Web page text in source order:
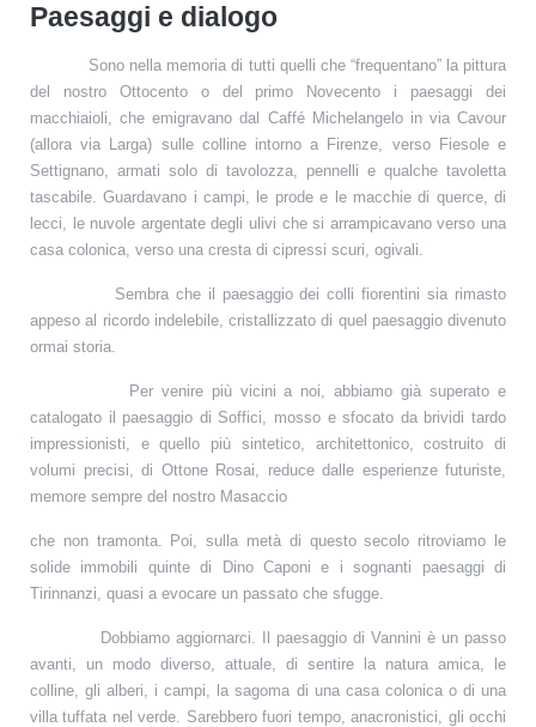
Paesaggi e dialogo
Sono nella memoria di tutti quelli che “frequentano” la pittura
del nostro Ottocento o del primo Novecento i paesaggi dei
macchiaioli, che emigravano dal Caffé Michelangelo in via Cavour
(allora via Larga) sulle colline intorno a Firenze, verso Fiesole e
Settignano, armati solo di tavolozza, pennelli e qualche tavoletta
tascabile. Guardavano i campi, le prode e le macchie di querce, di
lecci, le nuvole argentate degli ulivi che si arrampicavano verso una
casa colonica, verso una cresta di cipressi scuri, ogivali.
Sembra che il paesaggio dei colli fiorentini sia rimasto
appeso al ricordo indelebile, cristallizzato di quel paesaggio divenuto
ormai storia.
Per venire più vicini a noi, abbiamo già superato e
catalogato il paesaggio di Soffici, mosso e sfocato da brividi tardo
impressionisti, e quello più sintetico, architettonico, costruito di
volumi precisi, di Ottone Rosai, reduce dalle esperienze futuriste,
memore sempre del nostro Masaccio
che non tramonta. Poi, sulla metà di questo secolo ritroviamo le
solide immobili quinte di Dino Caponi e i sognanti paesaggi di
Tirinnanzi, quasi a evocare un passato che sfugge.
Dobbiamo aggiornarci. Il paesaggio di Vannini è un passo
avanti, un modo diverso, attuale, di sentire la natura amica, le
colline, gli alberi, i campi, la sagoma di una casa colonica o di una
villa tuffata nel verde. Sarebbero fuori tempo, anacronistici, gli occhi